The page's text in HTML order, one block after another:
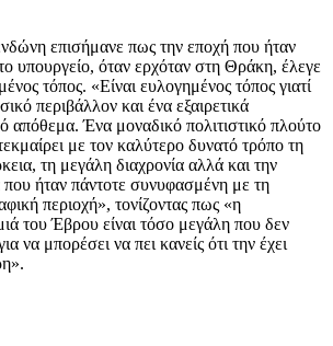
επισήμανε πως την εποχή που ήταν
υπουργείο, όταν ερχόταν στη Θράκη, έλεγε
τόπος. «Είναι ευλογημένος τόπος γιατί
περιβάλλον και ένα εξαιρετικά
απόθεμα. Ένα μοναδικό πολιτιστικό πλούτο
με τον καλύτερο δυνατό τρόπο τη
τη μεγάλη διαχρονία αλλά και την
που ήταν πάντοτε συνυφασμένη με τη
περιοχή», τονίζοντας πως «η
του Έβρου είναι τόσο μεγάλη που δεν
να μπορέσει να πει κανείς ότι την έχει